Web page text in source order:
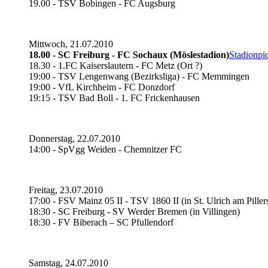
19.00 - TSV Bobingen - FC Augsburg
Mittwoch, 21.07.2010
18.00 - SC Freiburg - FC Sochaux (Möslestadion)
18.30 - 1.FC Kaiserslautern - FC Metz (Ort ?)
19:00 - TSV Lengenwang (Bezirksliga) - FC Memmingen
19:00 - VfL Kirchheim - FC Donzdorf
19:15 - TSV Bad Boll - 1. FC Frickenhausen
Donnerstag, 22.07.2010
14:00 - SpVgg Weiden - Chemnitzer FC
Freitag, 23.07.2010
17:00 - FSV Mainz 05 II - TSV 1860 II (in St. Ulrich am
18:30 - SC Freiburg - SV Werder Bremen (in Villingen)
18:30 - FV Biberach – SC Pfullendorf
Samstag, 24.07.2010